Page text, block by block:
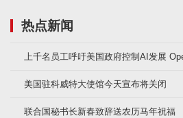
热点新闻
上千名员工呼吁美国政府控制AI发展
美国驻科威特大使馆今天宣布将关闭
联合国秘书长新春致辞送农历马年祝福